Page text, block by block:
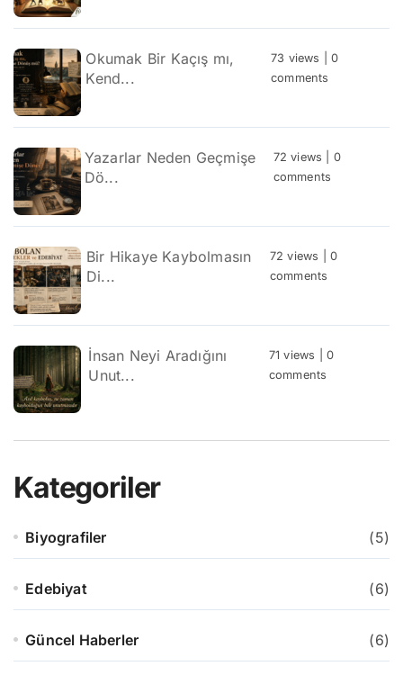
Okumak Bir Kaçış mı,
Kend...
73 views |0
comments
Yazarlar Neden Geçmişe
Dö...
72 views
0
comments
Bir Hikaye Kaybolmasın
Di...
72 views |0
comments
İnsan Neyi Aradığını
Unut...
71 views
0
comments
Kategoriler
Biyografiler (5)
Edebiyat (6)
Güncel Haberler (6)